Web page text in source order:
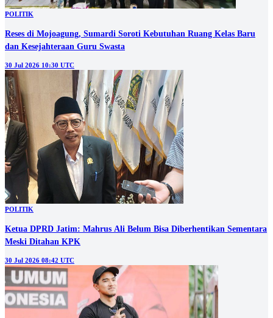
POLITIK
Reses di Mojoagung, Sumardi Soroti Kebutuhan Ruang Kelas Baru
dan Kesejahteraan Guru Swasta
30 Jul 2026 10:30 UTC
POLITIK
Ketua DPRD Jatim: Mahrus Ali Belum Bisa Diberhentikan Sementara
Meski Ditahan KPK
30 Jul 2026 08:42 UTC